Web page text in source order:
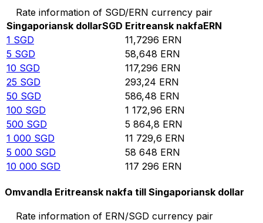
Rate information of SGD/ERN currency pair
Singaporiansk dollarSGD Eritreansk nakfaERN
1 SGD 11,7296 ERN
5 SGD 58,648 ERN
10 SGD 117,296 ERN
25 SGD 293,24 ERN
50 SGD 586,48 ERN
100 SGD 1 172,96 ERN
500 SGD 5 864,8 ERN
1 000 SGD 11 729,6 ERN
5 000 SGD 58 648 ERN
10 000 SGD 117 296 ERN
Omvandla Eritreansk nakfa till Singaporiansk dollar
Rate information of ERN/SGD currency pair